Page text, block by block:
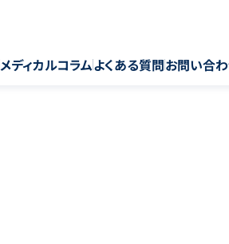
メディカルコラムよくある質問お問い合